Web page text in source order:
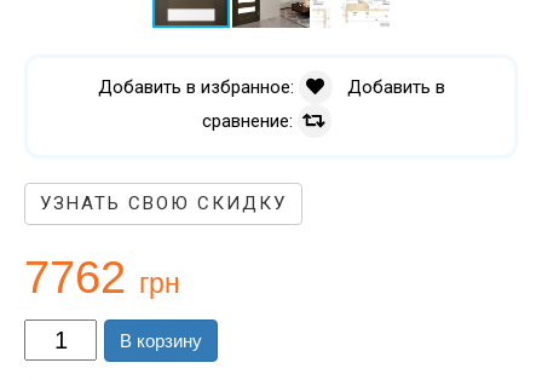
Добавить в избранное:
Добавить в
сравнение:
УЗНАТЬ СВОЮ СКИДКУ
7762 грн
В корзину